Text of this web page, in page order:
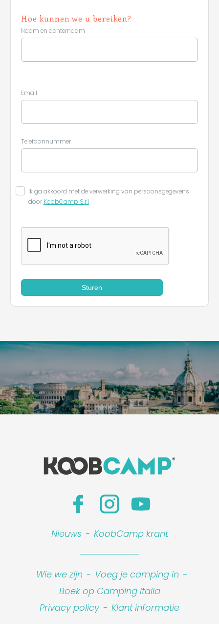
Hoe kunnen we u bereiken?
Naam en achternaam
Email
Telefoonnummer
Ik ga akkoord met de verwerking van persoonsgegevens
door KoobCamp S.r.l
Sturen
Nieuws - KoobCamp krant
Wie we zijn - Voeg je camping in -
Boek op Camping Italia
Privacy policy - Klant informatie